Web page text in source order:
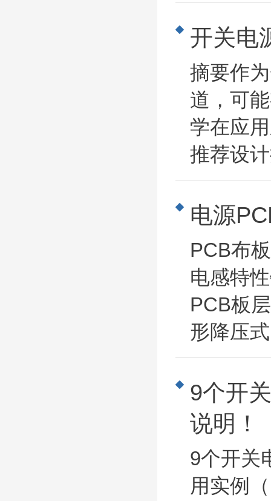
开关电
摘要作
道，可
学在应
推荐设
电源
PCB布
电感特
PCB板
形降压
9个开
说明！
9个开关
用实例